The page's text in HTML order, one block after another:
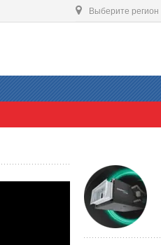
Выберите регион